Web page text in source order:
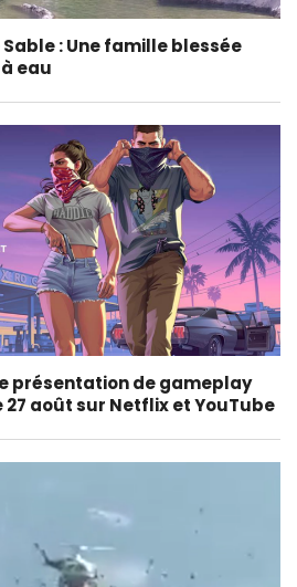
: Une famille blessée
eau
présentation de gameplay
août sur Netflix et YouTube